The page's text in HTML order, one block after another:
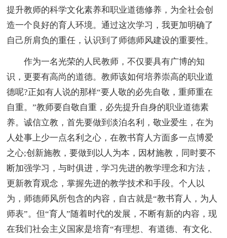
提升教师的科学文化素养和职业道德修养，为全社会创
造一个良好的育人环境。通过这次学习，我更加明确了
自己所肩负的重任，认识到了师德师风建设的重要性。
作为一名光荣的人民教师，不仅要具有广博的知
识，更要有高尚的道德。教师该如何培养崇高的职业道
德呢?正如有人说的那样“要人敬的必先自敬，重师重在
自重。”教师要自敬自重，必先提升自身的职业道德素
养。诚信立教，首先要做到淡泊名利，敬业爱生，在为
人处事上少一点名利之心，在教书育人方面多一点博爱
之心;创新施教，要做到以人为本，因材施教，同时要不
断加强学习，与时俱进，学习先进的教学理念和方法，
更新教育观念，掌握先进的教学技术和手段。个人以
为，师德师风所包含的内容，自古就是“教书育人，为人
师表”。但“育人”随着时代的发展，不断有新的内容，现
在我们社会主义国家是培育“有理想、有道德、有文化、